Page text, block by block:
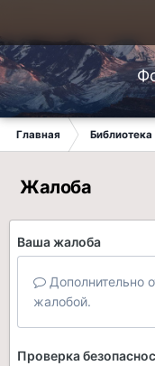
Главная
Жалоба
Ваша жалоба
Дополнительно
жалобой.
Проверка